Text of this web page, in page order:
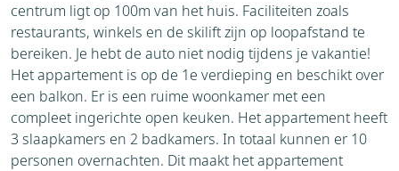
centrum ligt op 100m van het huis. Faciliteiten zoals
restaurants, winkels en de skilift zijn op loopafstand te
bereiken. Je hebt de auto niet nodig tijdens je vakantie!
Het appartement is op de 1e verdieping en beschikt over
een balkon. Er is een ruime woonkamer met een
compleet ingerichte open keuken. Het appartement heeft
3 slaapkamers en 2 badkamers. In totaal kunnen er 10
personen overnachten. Dit maakt het appartement